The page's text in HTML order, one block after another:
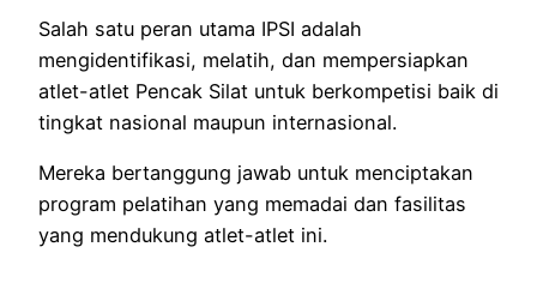
Salah satu peran utama IPSI adalah
mengidentifikasi, melatih, dan mempersiapkan
atlet-atlet Pencak Silat untuk berkompetisi baik di
tingkat nasional maupun internasional.
Mereka bertanggung jawab untuk menciptakan
program pelatihan yang memadai dan fasilitas
yang mendukung atlet-atlet ini.